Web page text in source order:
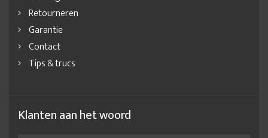
Retourneren
Garantie
Contact
Tips & trucs
Klanten aan het woord